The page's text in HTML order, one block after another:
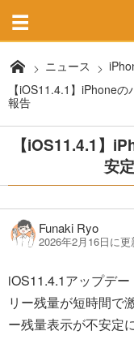
ニュース
【iOS11.4.1】iPhone
報告
【iOS11.4.1】
安
Funaki Ryo
2026年2月16日に更
iOS11.4.1アップデ
リー残量が短時間で
ー残量表示が不安定